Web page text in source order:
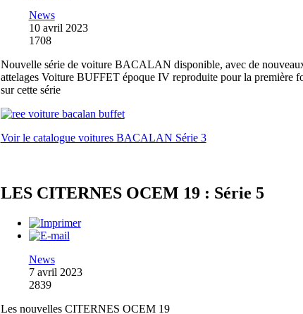
News
10 avril 2023
1708
Nouvelle série de voiture BACALAN disponible, avec de
attelages Voiture BUFFET époque IV reproduite pour la première
sur cette série
Voir le catalogue voitures BACALAN Série 3
LES CITERNES OCEM 19 : Série 5
News
7 avril 2023
2839
Les nouvelles CITERNES OCEM 19